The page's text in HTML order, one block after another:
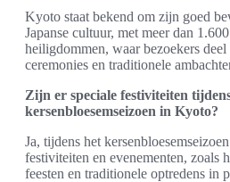
Kyoto staat bekend om zijn goed
Japanse cultuur, met meer dan
heiligdommen, waar bezoekers deel
ceremonies en traditionele
Zijn er speciale festiviteiten
kersenbloesemseizoen in Kyoto?
Ja, tijdens het
festiviteiten en evenementen, zoals
feesten en traditionele optredens in